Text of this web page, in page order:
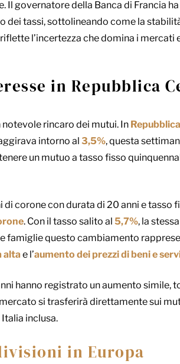
Il governatore della Banca di Francia
tassi, sottolineando come la
l’incertezza che domina i mercati
in Repubblica
rincaro dei mutui. In
intorno al 3,5%, questa
un mutuo a tasso fisso
corone con durata di 20 anni e tasso
. Con il tasso salito al 5,7%, la
famiglie questo cambiamento
alta e l’aumento dei prezzi di beni e
hanno registrato un aumento simile,
si trasferirà direttamente sui
inclusa.
in Europa